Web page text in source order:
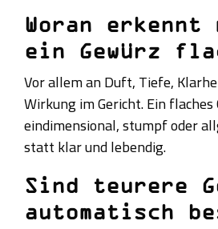
Woran erkennt
ein Gewürz
Vor allem an Duft, Tiefe,
Wirkung im Gericht. Ein
eindimensional, stumpf oder
statt klar und lebendig.
Sind teurere
automatisch